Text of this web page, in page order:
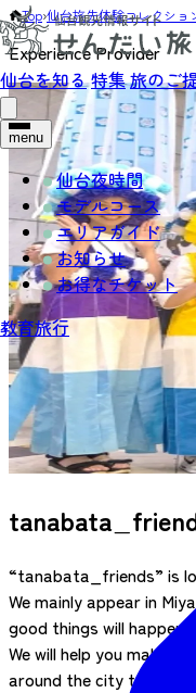
仙台を知る特集旅のご
menu
仙台夜時間
モデルコース
エリアガイド
お知らせ
お得なチケット
教育旅行
Top›仙台旅先体験コレクショ
Experience Provider
“tanabata_friends” is
We mainly appear in
good things will happen
We will help you make
around the city together.